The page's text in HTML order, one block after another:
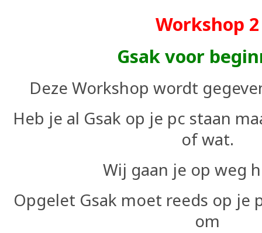
Workshop 2
Gsak voor
Deze Workshop wordt
Heb je al Gsak op je pc staan
of wat.
Wij gaan je op weg
Opgelet Gsak moet reeds op je
om